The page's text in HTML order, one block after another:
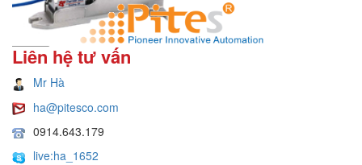
Liên hệ tư vấn
Mr Hà
ha@pitesco.com
0914.643.179
live:ha_1652